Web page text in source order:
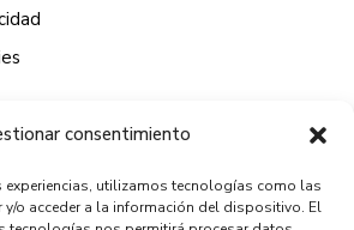
consentimiento
experiencias, utilizamos tecnologías como las
y/o acceder a la información del dispositivo. El
AL CLIENTE